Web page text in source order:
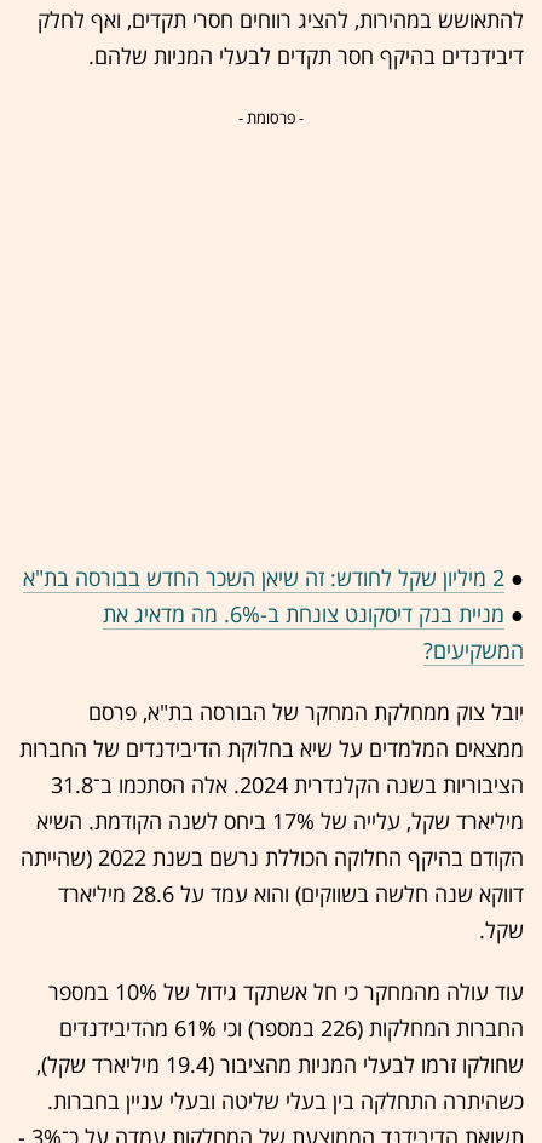
להתאושש במהירות, להציג רווחים חסרי תקדים, ואף לחלק
דיבידנדים בהיקף חסר תקדים לבעלי המניות שלהם.
- פרסומת -
● 2 מיליון שקל לחודש: זה שיאן השכר החדש בבורסה בת"א
●
מניית בנק דיסקונט צונחת ב-6%. מה מדאיג את
המשקיעים?
יובל צוק ממחלקת המחקר של הבורסה בת"א, פרסם
ממצאים המלמדים על שיא בחלוקת הדיבידנדים של החברות
הציבוריות בשנה הקלנדרית 2024. אלה הסתכמו ב־31.8
מיליארד שקל, עלייה של 17% ביחס לשנה הקודמת. השיא
הקודם בהיקף החלוקה הכוללת נרשם בשנת 2022 (שהייתה
דווקא שנה חלשה בשווקים) והוא עמד על 28.6 מיליארד
שקל.
עוד עולה מהמחקר כי חל אשתקד גידול של 10% במספר
החברות המחלקות (226 במספר) וכי 61% מהדיבידנדים
שחולקו זרמו לבעלי המניות מהציבור (19.4 מיליארד שקל),
כשהיתרה התחלקה בין בעלי שליטה ובעלי עניין בחברות.